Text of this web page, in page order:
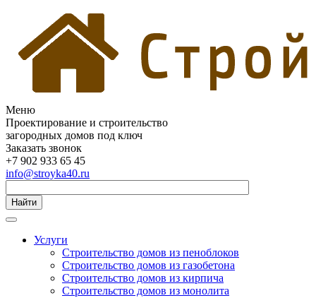
Меню
Проектирование и строительство
загородных домов под ключ
Заказать звонок
+7 902 933 65 45
info@stroyka40.ru
Найти
Услуги
Строительство домов из пеноблоков
Строительство домов из газобетона
Строительство домов из кирпича
Строительство домов из монолита